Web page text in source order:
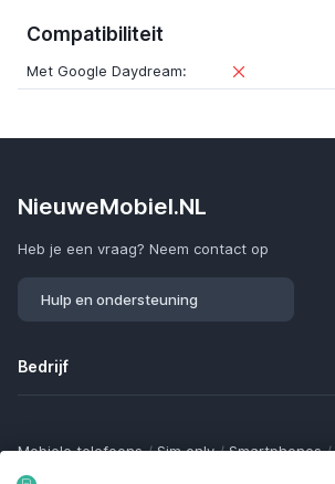
Compatibiliteit
Met Google Daydream:
NieuweMobiel.NL
Heb je een vraag? Neem contact op
Hulp en ondersteuning
Bedrijf
Mobiele telefoons / Sim only / Smartphones /
Smartwatches